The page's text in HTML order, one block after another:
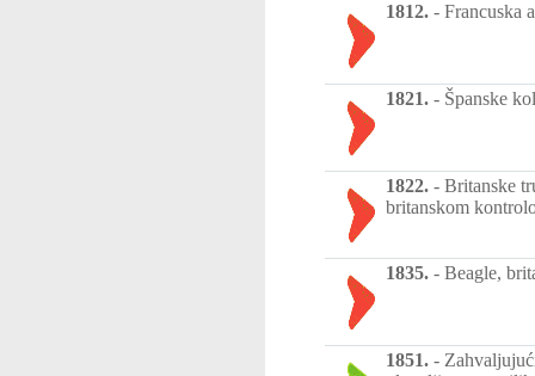
1812. - Francuska
1821. - Španske
1822. - Britanske
britanskom
1835. - Beagle,
1851. -